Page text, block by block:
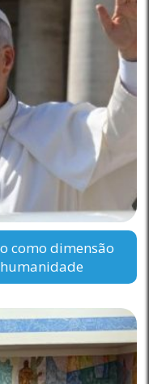
como dimensão